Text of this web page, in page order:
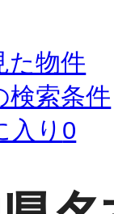
た物件
検索条件
入り 0